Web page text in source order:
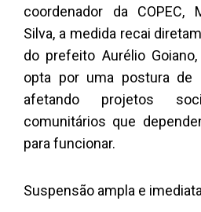
coordenador da COPEC,
Silva, a medida recai
do prefeito Aurélio
opta por uma postura de
afetando projetos
comunitários que
para funcionar.
Suspensão ampla e imediata